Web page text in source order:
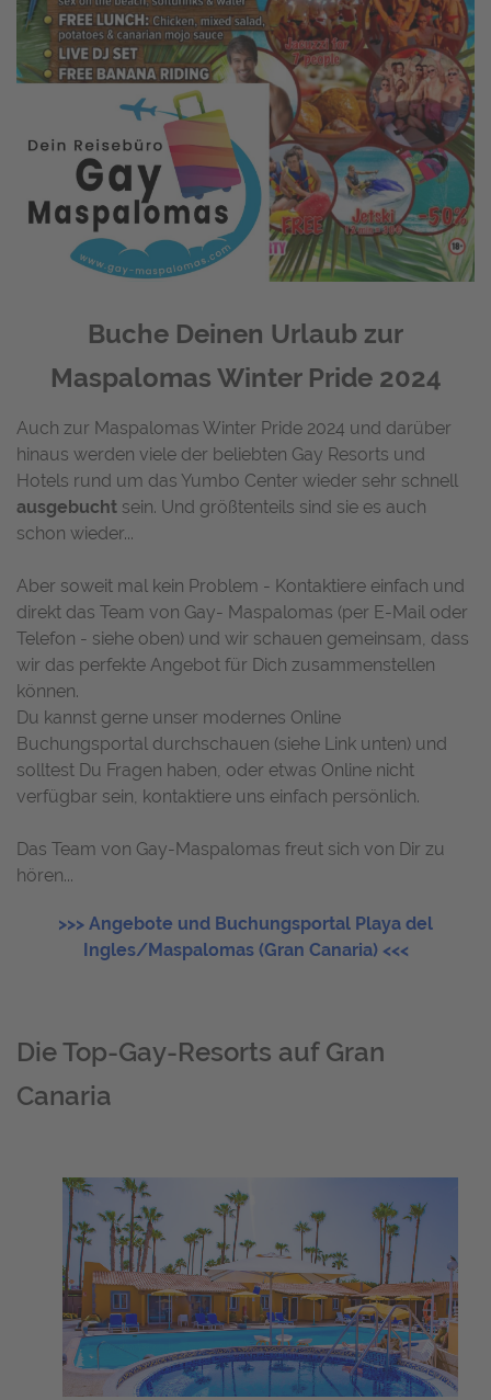
Buche Deinen Urlaub zur
Maspalomas Winter Pride 2024
Auch zur Maspalomas Winter Pride 2024 und darüber
hinaus werden viele der beliebten Gay Resorts und
Hotels rund um das Yumbo Center wieder sehr schnell
ausgebucht sein. Und größtenteils sind sie es auch
schon wieder...
Aber soweit mal kein Problem - Kontaktiere einfach und
direkt das Team von Gay- Maspalomas (per E-Mail oder
Telefon - siehe oben) und wir schauen gemeinsam, dass
wir das perfekte Angebot für Dich zusammenstellen
können.
Du kannst gerne unser modernes Online
Buchungsportal durchschauen (siehe Link unten) und
solltest Du Fragen haben, oder etwas Online nicht
verfügbar sein, kontaktiere uns einfach persönlich.
Das Team von Gay-Maspalomas freut sich von Dir zu
hören...
>>> Angebote und Buchungsportal Playa del
Ingles/Maspalomas (Gran Canaria) <<<
Die Top-Gay-Resorts auf Gran
Canaria